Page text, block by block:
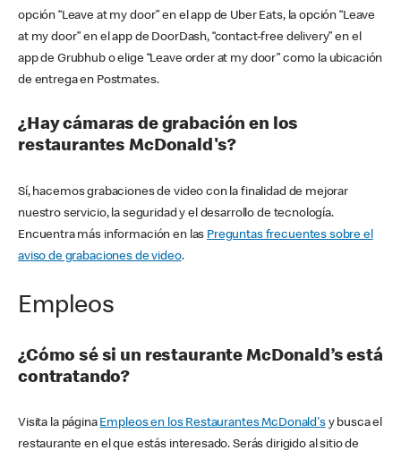
opción “Leave at my door” en el app de Uber Eats, la opción “Leave
at my door” en el app de DoorDash, “contact-free delivery” en el
app de Grubhub o elige “Leave order at my door” como la ubicación
de entrega en Postmates.
¿Hay cámaras de grabación en los
restaurantes McDonald's?
Sí, hacemos grabaciones de video con la finalidad de mejorar
nuestro servicio, la seguridad y el desarrollo de tecnología.
Encuentra más información en las Preguntas frecuentes sobre el
aviso de grabaciones de video.
Empleos
¿Cómo sé si un restaurante McDonald’s está
contratando?
Visita la página Empleos en los Restaurantes McDonald'sy busca el
restaurante en el que estás interesado. Serás dirigido al sitio de